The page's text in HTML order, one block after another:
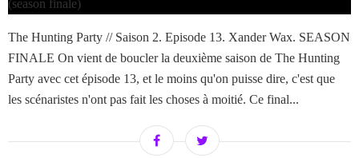
The Hunting Party // Saison 2. Episode 13. Xander Wax. SEASON
FINALE On vient de boucler la deuxième saison de The Hunting
Party avec cet épisode 13, et le moins qu'on puisse dire, c'est que
les scénaristes n'ont pas fait les choses à moitié. Ce final...